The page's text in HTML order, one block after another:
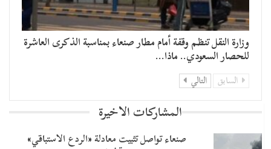
وزارة النقل تنظم وقفة أمام مطار صنعاء بمناسبة الذكرى العاشرة
للحصار السعودي.. ماذا…
السابق التالي
المشاركات الاخيرة
صنعاء تواصل تثبيت معادلة «الردع الاستباقي»